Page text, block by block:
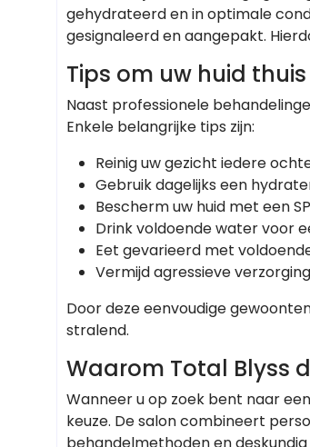
gehydrateerd en in optimale
gesignaleerd en aangepakt.
Tips om uw huid
Naast professionele
Enkele belangrijke tips zijn:
Reinig uw gezicht iedere
Gebruik dagelijks een
Bescherm uw huid met een
Drink voldoende water voor
Eet gevarieerd met
Vermijd agressieve
Door deze eenvoudige
stralend.
Waarom Total Blyss
Wanneer u op zoek bent naar
keuze. De salon combineert